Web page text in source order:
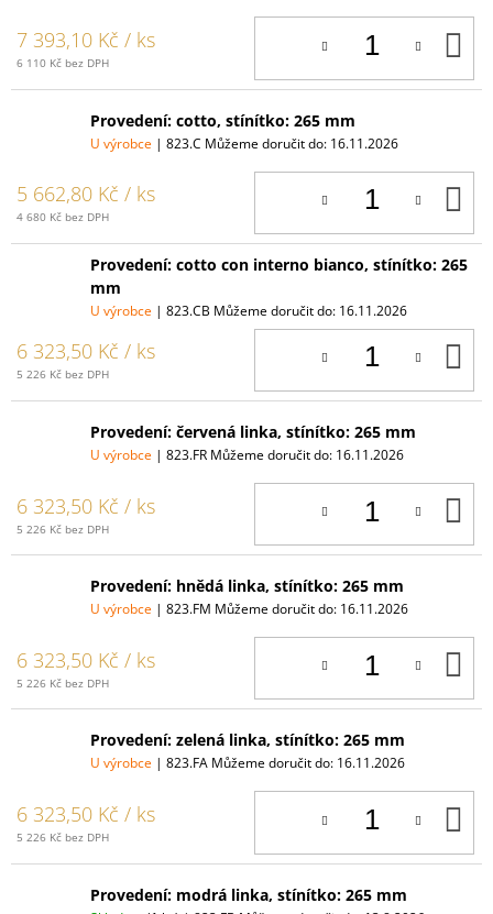
7 393,10 Kč / ks
6 110 Kč bez DPH
Provedení: cotto, stínítko: 265 mm
U výrobce | 823.C Můžeme doručit do: 16.11.2026
5 662,80 Kč / ks
4 680 Kč bez DPH
Provedení: cotto con interno bianco, stínítko: 265
mm
U výrobce | 823.CB Můžeme doručit do: 16.11.2026
6 323,50 Kč / ks
5 226 Kč bez DPH
Provedení: červená linka, stínítko: 265 mm
U výrobce | 823.FR Můžeme doručit do: 16.11.2026
6 323,50 Kč / ks
5 226 Kč bez DPH
Provedení: hnědá linka, stínítko: 265 mm
U výrobce | 823.FM Můžeme doručit do: 16.11.2026
6 323,50 Kč / ks
5 226 Kč bez DPH
Provedení: zelená linka, stínítko: 265 mm
U výrobce | 823.FA Můžeme doručit do: 16.11.2026
6 323,50 Kč / ks
5 226 Kč bez DPH
Provedení: modrá linka, stínítko: 265 mm